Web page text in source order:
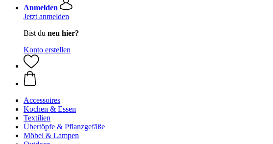
Anmelden
Jetzt anmelden
Bist du neu hier?
Konto erstellen
Accessoires
Kochen & Essen
Textilien
Übertöpfe & Pflanzgefäße
Möbel & Lampen